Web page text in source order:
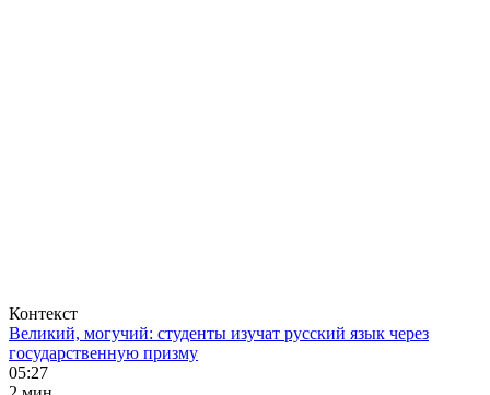
Контекст
Великий, могучий: студенты изучат русский язык через
государственную призму
05:27